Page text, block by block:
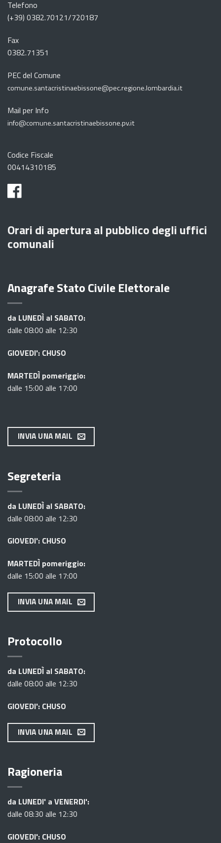
Telefono
(+39) 0382.70121/720187
Fax
0382.71351
PEC del Comune
comune.santacristinaebissone@pec.regione.lombardia.it
Mail per Info
info@comune.santacristinaebissone.pv.it
Codice Fiscale
00414310185
Orari di apertura al pubblico degli uffici
comunali
Anagrafe Stato Civile Elettorale
da LUNEDÌ al SABATO:
dalle 08:00 alle 12:30
GIOVEDI': CHUSO
MARTEDÌ pomeriggio:
dalle 15:00 alle 17:00
INVIA UNA MAIL
Segreteria
da LUNEDÌ al SABATO:
dalle 08:00 alle 12:30
GIOVEDI': CHUSO
MARTEDÌ pomeriggio:
dalle 15:00 alle 17:00
INVIA UNA MAIL
Protocollo
da LUNEDÌ al SABATO:
dalle 08:00 alle 12:30
GIOVEDI': CHUSO
INVIA UNA MAIL
Ragioneria
da LUNEDI' a VENERDI':
dalle 08:30 alle 12:30
GIOVEDI': CHUSO